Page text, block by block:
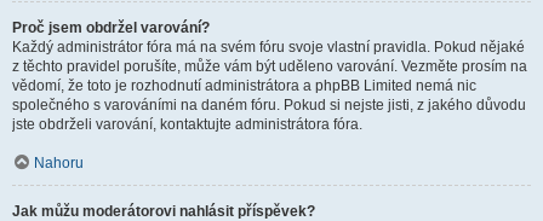
Proč jsem obdržel varování?
Každý administrátor fóra má na svém fóru svoje vlastní pravidla. Pokud nějaké
z těchto pravidel porušíte, může vám být uděleno varování. Vezměte prosím na
vědomí, že toto je rozhodnutí administrátora a phpBB Limited nemá nic
společného s varováními na daném fóru. Pokud si nejste jisti, z jakého důvodu
jste obdrželi varování, kontaktujte administrátora fóra.
Nahoru
Jak můžu moderátorovi nahlásit příspěvek?